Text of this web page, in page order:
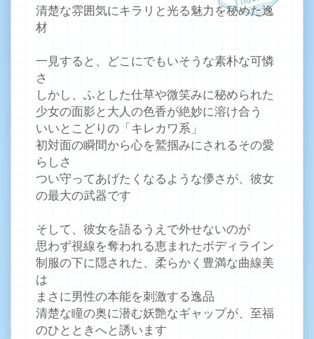
清楚な雰囲気にキラリと光る魅力を秘めた逸
材
一見すると、どこにでもいそうな素朴な可憐
さ
しかし、ふとした仕草や微笑みに秘められた
少女の面影と大人の色香が絶妙に溶け合う
いいとこどりの「キレカワ系」
初対面の瞬間から心を鷲掴みにされるその愛
らしさ
つい守ってあげたくなるような儚さが、彼女
の最大の武器です
そして、彼女を語るうえで外せないのが
思わず視線を奪われる恵まれたボディライン
制服の下に隠された、柔らかく豊満な曲線美
は
まさに男性の本能を刺激する逸品
清楚な瞳の奥に潜む妖艶なギャップが、至福
のひとときへと誘います